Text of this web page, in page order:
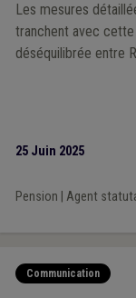
Les mesures
tranchent avec
déséquilibrée entre
25 Juin 2025
Pension Agent
Communication